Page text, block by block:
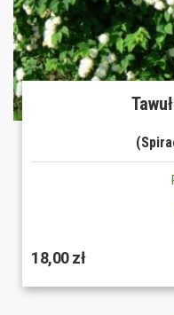
18,00 zł